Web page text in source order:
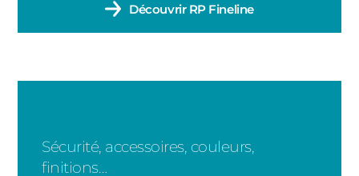
Découvrir RP Fineline
Sécurité, accessoires, couleurs,
finitions…